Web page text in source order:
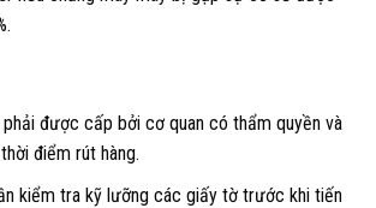
được cấp bởi cơ quan có thẩm quyền và
điểm rút hàng.
kiểm tra kỹ lưỡng các giấy tờ trước khi tiến